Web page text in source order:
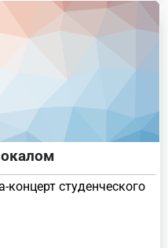
концерт студенческого